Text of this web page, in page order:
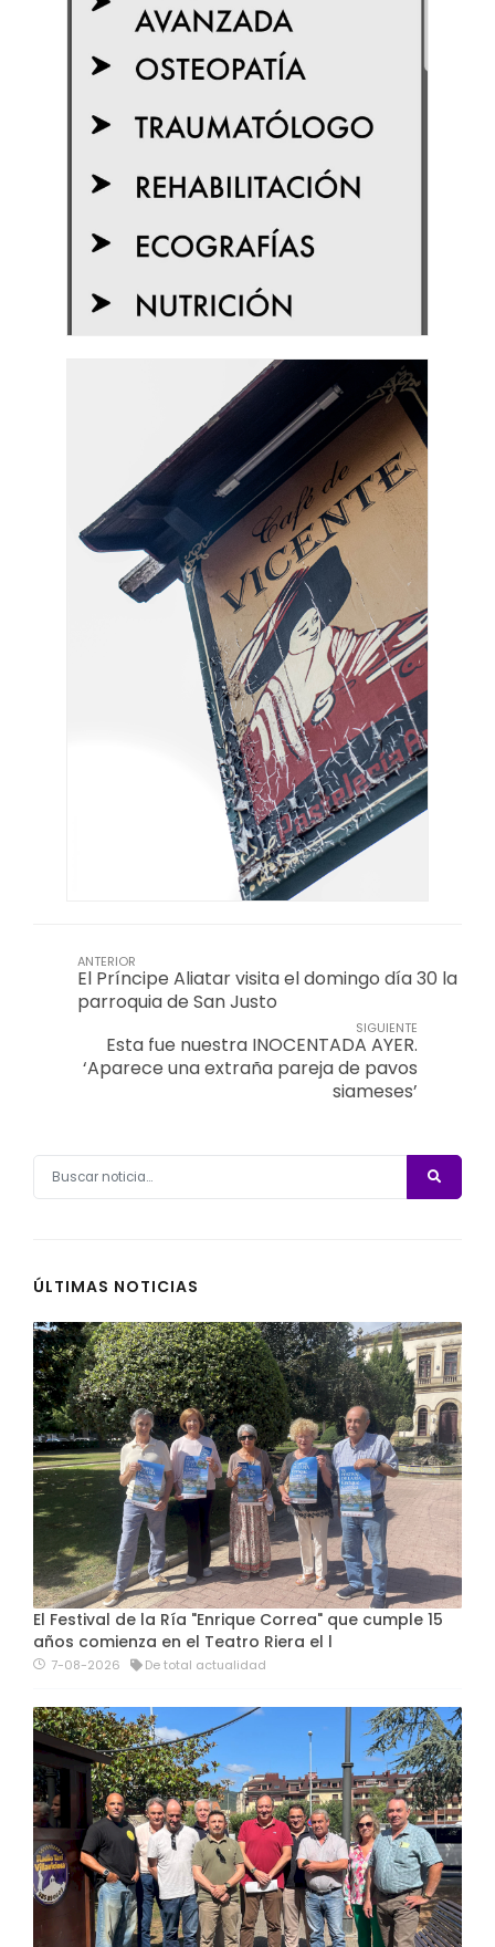
ANTERIOR
El Príncipe Aliatar visita el domingo día 30 la
parroquia de San Justo
SIGUIENTE
Esta fue nuestra INOCENTADA AYER.
‘Aparece una extraña pareja de pavos
siameses’
ÚLTIMAS NOTICIAS
El Festival de la Ría "Enrique Correa" que cumple 15
años comienza en el Teatro Riera el l
7-08-2026 De total actualidad